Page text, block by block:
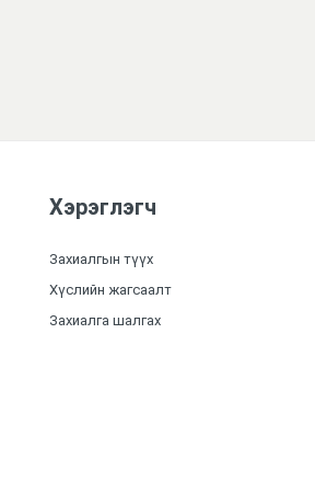
Хэрэглэгч
Захиалгын түүх
Хүслийн жагсаалт
Захиалга шалгах